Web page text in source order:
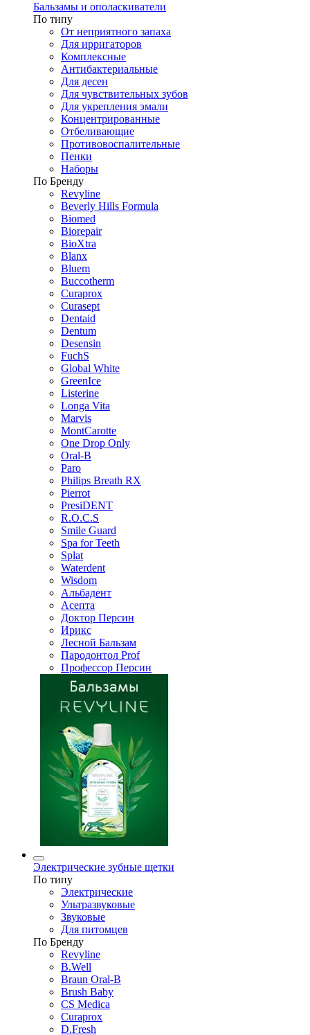
Бальзамы и ополаскиватели
По типу
От неприятного запаха
Для ирригаторов
Комплексные
Антибактериальные
Для десен
Для чувствительных зубов
Для укрепления эмали
Концентрированные
Отбеливающие
Противовоспалительные
Пенки
Наборы
По Бренду
Revyline
Beverly Hills Formula
Biomed
Biorepair
BioXtra
Blanx
Bluem
Buccotherm
Curaprox
Curasept
Dentaid
Dentum
Desensin
FuchS
Global White
GreenIce
Listerine
Longa Vita
Marvis
MontCarotte
One Drop Only
Oral-B
Paro
Philips Breath RX
Pierrot
PresiDENT
R.O.C.S
Smile Guard
Spa for Teeth
Splat
Waterdent
Wisdom
Альбадент
Асепта
Доктор Персин
Ирикс
Лесной Бальзам
Пародонтол Prof
Профессор Персин
Электрические зубные щетки
По типу
Электрические
Ультразвуковые
Звуковые
Для питомцев
По Бренду
Revyline
B.Well
Braun Oral-B
Brush Baby
CS Medica
Curaprox
D.Fresh